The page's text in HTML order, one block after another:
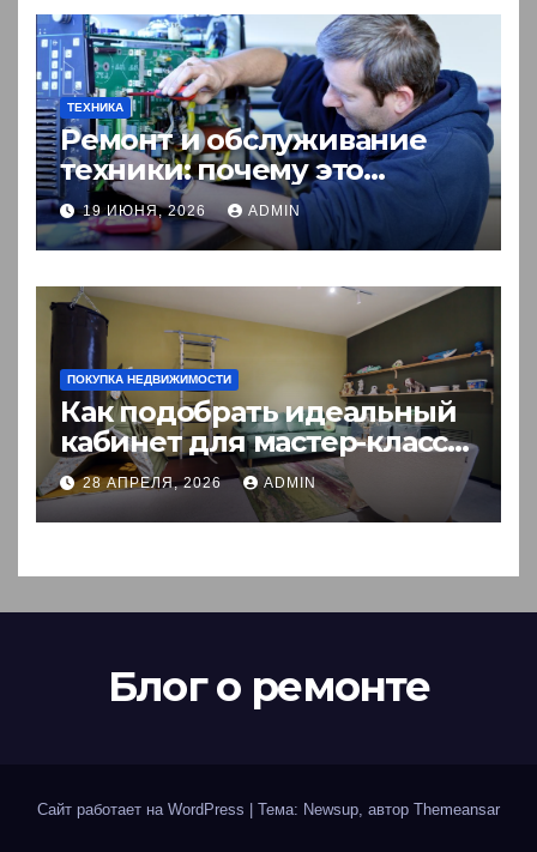
ТЕХНИКА
Ремонт и обслуживание
техники: почему это
выгоднее покупки новой?
19 ИЮНЯ, 2026 ADMIN
ПОКУПКА НЕДВИЖИМОСТИ
Как подобрать идеальный
кабинет для мастер-класса:
пошаговый гид
28 АПРЕЛЯ, 2026 ADMIN
Блог о ремонте
Сайт работает на WordPress Тема: Newsup, автор Themeansar